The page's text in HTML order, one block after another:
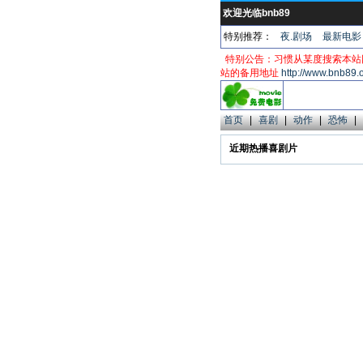
欢迎光临bnb89
特别推荐： 夜.剧场 最新电影
特别公告：习惯从某度搜索本
站的备用地址 http://
首页 | 喜剧 | 动作 | 恐怖 |
近期热播喜剧片